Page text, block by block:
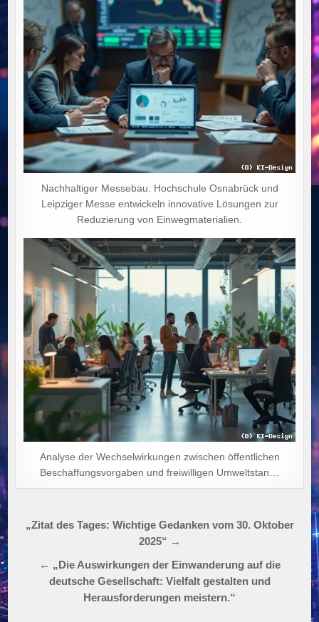
Nachhaltiger Messebau: Hochschule Osnabrück und
Leipziger Messe entwickeln innovative Lösungen zur
Reduzierung von Einwegmaterialien.
Analyse der Wechselwirkungen zwischen öffentlichen
Beschaffungsvorgaben und freiwilligen Umweltstan…
Beitragsnavigation
„Zitat des Tages: Wichtige Gedanken vom 30. Oktober
2025“ →
← „Die Auswirkungen der Einwanderung auf die
deutsche Gesellschaft: Vielfalt gestalten und
Herausforderungen meistern.“